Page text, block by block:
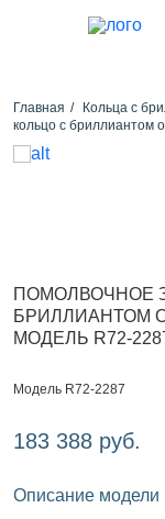
Главная Кольца с
кольцо с бриллиантом
ПОМОЛВОЧНОЕ
БРИЛЛИАНТОМ
МОДЕЛЬ R72-
Модель R72-2287
183 388 руб.
Описание модели